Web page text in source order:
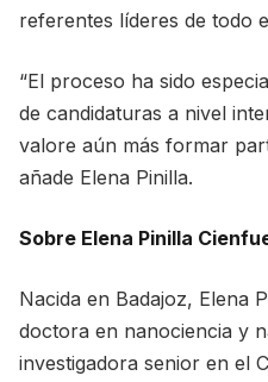
referentes líderes de todo
“El proceso ha sido
de candidaturas a nivel
valore aún más formar
añade Elena Pinilla.
Sobre Elena Pinilla
Nacida en Badajoz, Elena
doctora en nanociencia y
investigadora senior en el